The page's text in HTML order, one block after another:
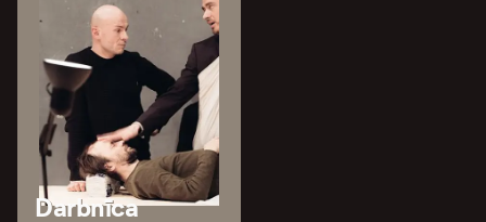
Darbnīca